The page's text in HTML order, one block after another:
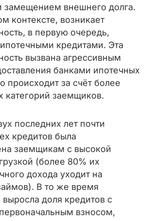
замещением внешнего долга.
контексте, возникает
в первую очередь,
кредитами. Эта
вызвана агрессивным
банками ипотечных
происходит за счёт более
категорий заемщиков.
последних лет почти
кредитов была
заемщикам с высокой
(более 80% их
дохода уходит на
В то же время
выросла доля кредитов с
взносом,